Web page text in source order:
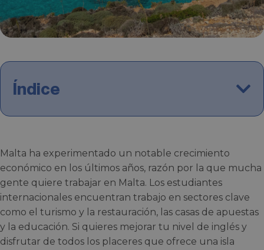
Índice
Malta ha experimentado un notable crecimiento
económico en los últimos años, razón por la que mucha
gente quiere trabajar en Malta. Los estudiantes
internacionales encuentran trabajo en sectores clave
como el turismo y la restauración, las casas de apuestas
y la educación. Si quieres mejorar tu nivel de inglés y
disfrutar de todos los placeres que ofrece una isla